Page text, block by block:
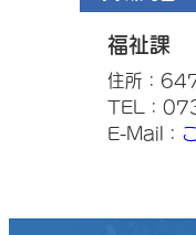
福祉課
住所：
TEL：
E-Mail：